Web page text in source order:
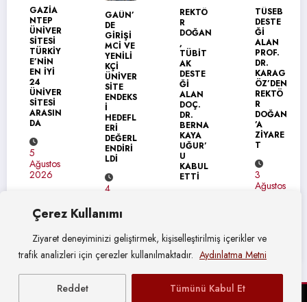
Çerez Kullanımı
Ziyaret deneyiminizi geliştirmek, kişiselleştirilmiş içerikler ve
trafik analizleri için çerezler kullanılmaktadır. Aydınlatma Metni
Reddet Tümünü Kabul Et
MANŞET
GAZİA
NTEP
ÜNİVER
SİTESİ
TÜRKİY
E’NİN
EN İYİ
24
ÜNİVER
SİTESİ
ARASIN
DA
5
Ağustos
2026
GAÜN’
DE
GİRİŞİ
MCİ VE
YENİLİ
KÇİ
ÜNİVER
SİTE
ENDEKS
HEDEFL
ERİ
DEĞERL
ENDİRİ
LDİ
4
2026
REKTÖ
R
DOĞAN
TÜBİT
AK
DESTE
Ğİ
ALAN
DOÇ.
DR.
BERNA
KAYA
UĞUR’
U
KABUL
ETTİ
TÜSEB
DESTE
Ğİ
ALAN
PROF.
DR.
KARAG
ÖZ’DEN
REKTÖ
DOĞAN
’A
ZİYARE
T
3
Ağustos
© Gaziantep Üniversitesi Basın Yayın ve Halkla İlişkiler Müdürlüğü